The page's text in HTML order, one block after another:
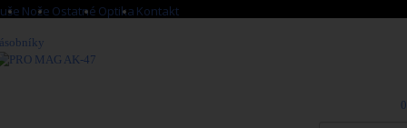
Nože Ostatné Optika Kontakt